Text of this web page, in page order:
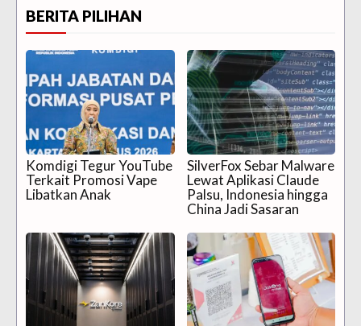
BERITA PILIHAN
Komdigi Tegur YouTube
Terkait Promosi Vape
Libatkan Anak
SilverFox Sebar Malware
Lewat Aplikasi Claude
Palsu, Indonesia hingga
China Jadi Sasaran